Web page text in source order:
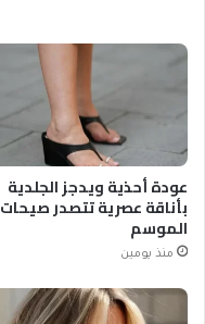
عودة أحذية ويدجز الجلدية
بأناقة عصرية تتصدر صيحات
الموسم
منذ يومين